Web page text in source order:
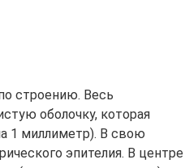
строению. Весь
оболочку, которая
1 миллиметр). В свою
эпителия. В центре